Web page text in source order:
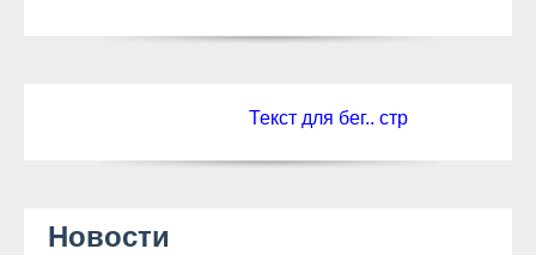
Текст для бег.. стр
Новости